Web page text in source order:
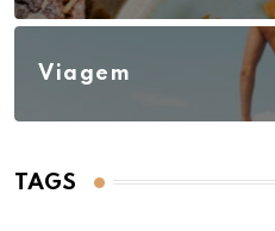
Viagem
TAGS